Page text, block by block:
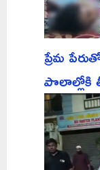
ప్రేమ
పొలాల్లోకి